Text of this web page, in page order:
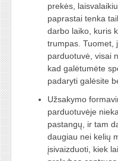
prekės,
paprastai tenka
darbo laiko, kuris
trumpas. Tuomet,
parduotuvė, visai
kad galėtumėte
padaryti galėsite
Užsakymo
parduotuvėje
pastangų, ir tam
daugiau nei kelių
įsivaizduoti, kiek